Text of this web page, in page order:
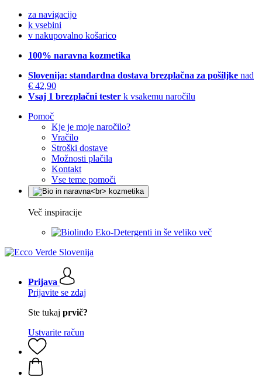
za navigacijo
k vsebini
v nakupovalno košarico
100% naravna kozmetika
Slovenija: standardna dostava brezplačna za pošiljke nad
€ 42,90
Vsaj 1 brezplačni tester k vsakemu naročilu
Pomoč
Kje je moje naročilo?
Vračilo
Stroški dostave
Možnosti plačila
Kontakt
Vse teme pomoči
Več inspiracije
Eko-Detergenti in še veliko več
Prijava
Prijavite se zdaj
Ste tukaj prvič?
Ustvarite račun